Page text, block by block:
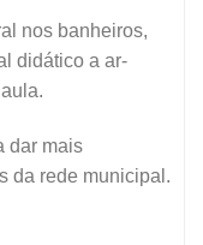
nos banheiros,
didático a ar-
dar mais
da rede municipal.